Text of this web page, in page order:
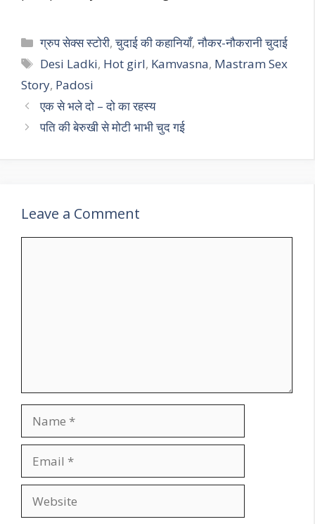
Categories
ग्रुप सेक्स स्टोरी,चुदाई की कहानियाँ,नौकर-नौकरानी चुदाई
Tags
Desi Ladki, Hot girl, Kamvasna, Mastram Sex
Story, Padosi
एक से भले दो – दो का रहस्य
पति की बेरुखी से मोटी भाभी चुद गई
Leave a Comment